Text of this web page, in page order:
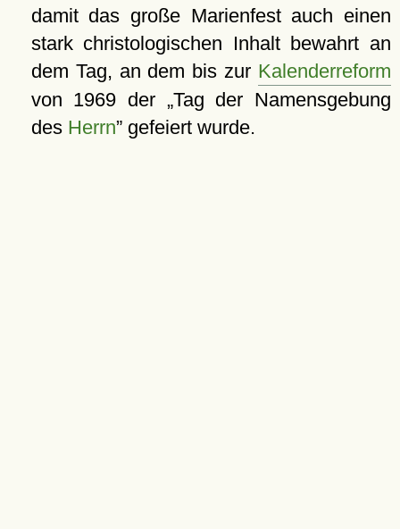
damit das große Marienfest auch einen
stark christologischen Inhalt bewahrt an
dem Tag, an dem bis zur Kalenderreform
von 1969 der
Tag der Namensgebung
des Herrn gefeiert wurde.